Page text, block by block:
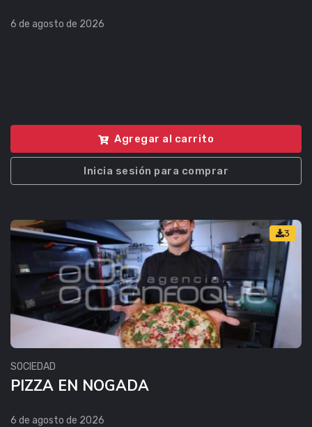
6 de agosto de 2026
Agregar al carrito
Inicia sesión para comprar
3
SOCIEDAD
PIZZA EN NOGADA
6 de agosto de 2026